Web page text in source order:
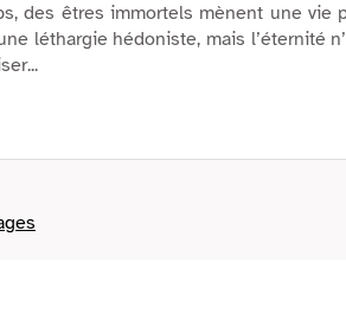
des êtres immortels mènent une vie
léthargie hédoniste, mais l’éternité